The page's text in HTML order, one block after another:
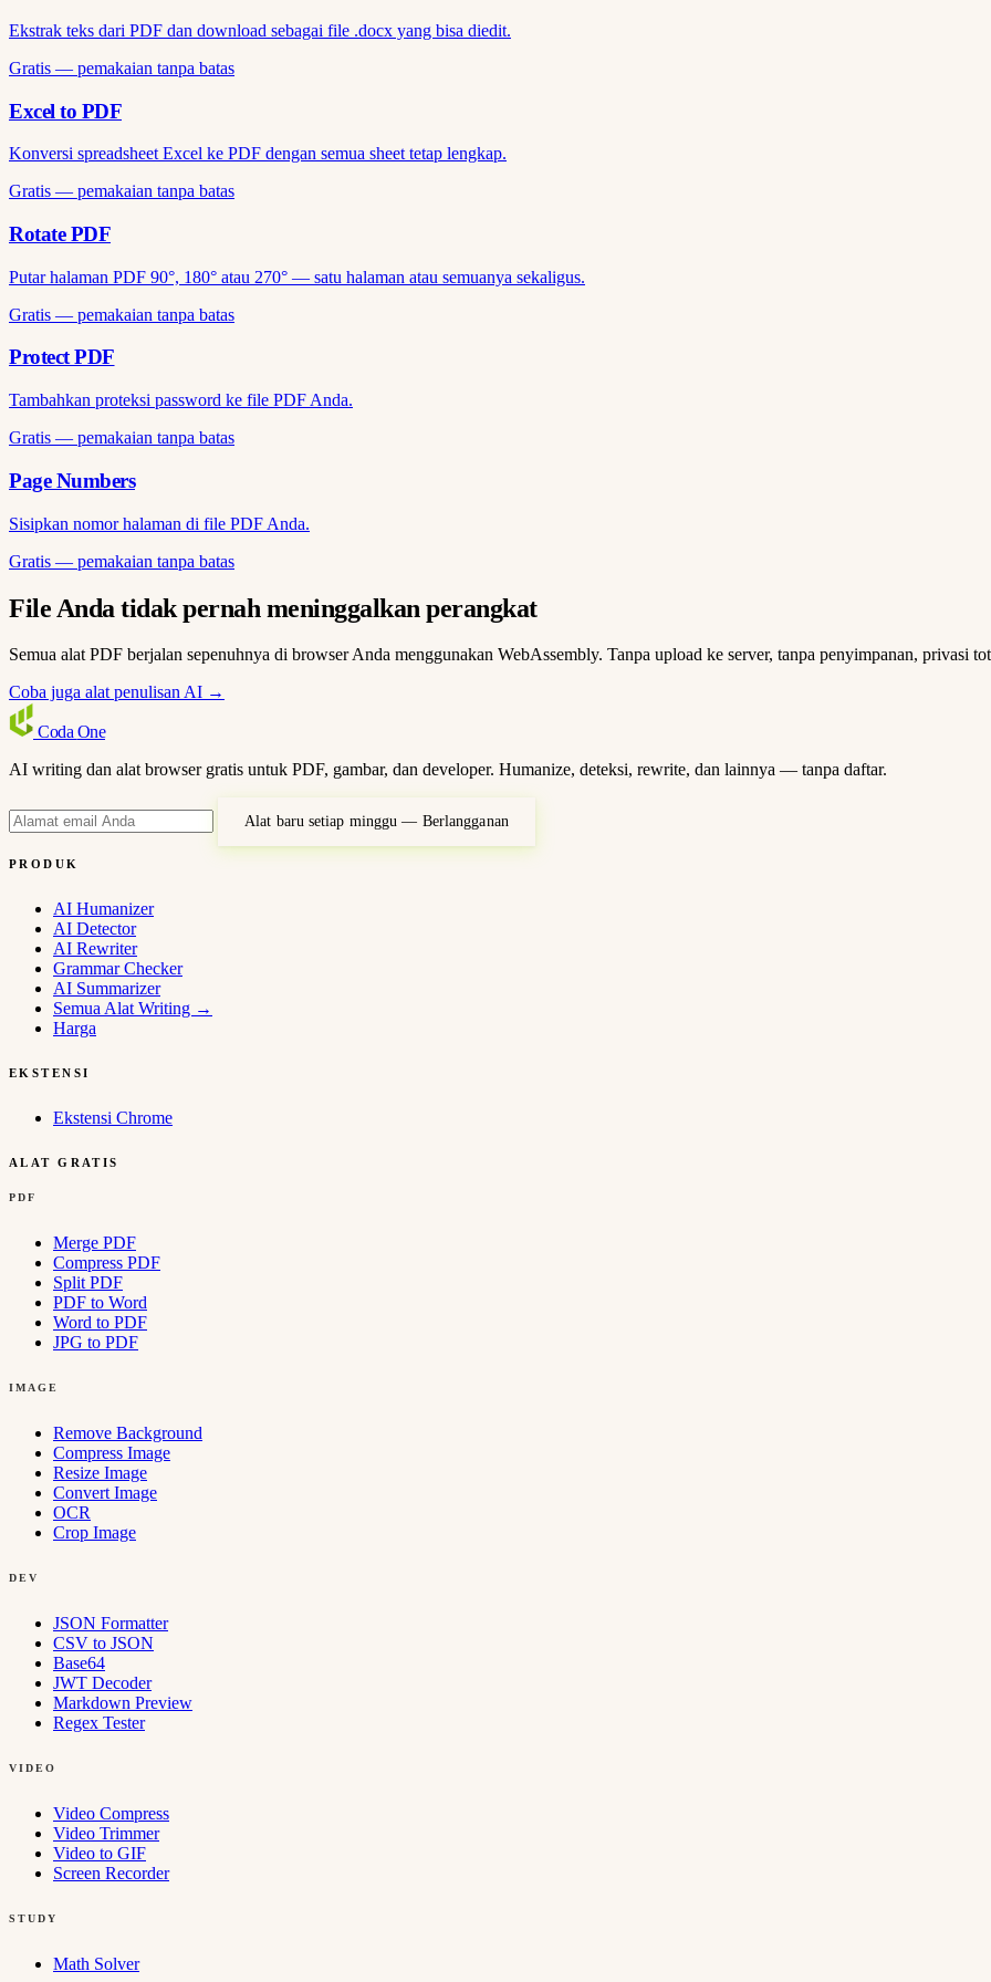
Ekstrak teks dari PDF dan download sebagai file .docx yang bisa diedit.
Gratis — pemakaian tanpa batas
Excel to PDF
Konversi spreadsheet Excel ke PDF dengan semua sheet tetap lengkap.
Gratis — pemakaian tanpa batas
Rotate PDF
Putar halaman PDF 90°, 180° atau 270° — satu halaman atau semuanya sekaligus.
Gratis — pemakaian tanpa batas
Protect PDF
Tambahkan proteksi password ke file PDF Anda.
Gratis — pemakaian tanpa batas
Page Numbers
Sisipkan nomor halaman di file PDF Anda.
Gratis — pemakaian tanpa batas
File Anda tidak pernah meninggalkan perangkat
Semua alat PDF berjalan sepenuhnya di browser Anda menggunakan WebAssembly. Tanpa upload ke server, tanpa penyimpanan, privasi
Coba juga alat penulisan AI →
Coda One
AI writing dan alat browser gratis untuk PDF, gambar, dan developer. Humanize, deteksi, rewrite, dan lainnya — tanpa daftar.
Alat baru setiap minggu — Berlangganan
PRODUK
AI Humanizer
AI Detector
AI Rewriter
Grammar Checker
AI Summarizer
Semua Alat Writing →
Harga
EKSTENSI
Ekstensi Chrome
ALAT GRATIS
PDF
Merge PDF
Compress PDF
Split PDF
PDF to Word
Word to PDF
JPG to PDF
IMAGE
Remove Background
Compress Image
Resize Image
Convert Image
OCR
Crop Image
DEV
JSON Formatter
CSV to JSON
Base64
JWT Decoder
Markdown Preview
Regex Tester
VIDEO
Video Compress
Video Trimmer
Video to GIF
Screen Recorder
STUDY
Math Solver